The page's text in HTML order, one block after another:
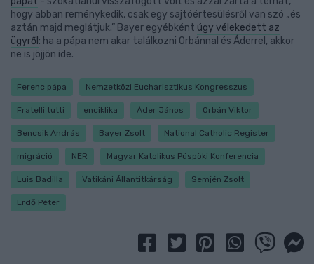
hogy abban reménykedik, csak egy sajtóértesülésről van szó „és
aztán majd meglátjuk.” Bayer egyébként úgy vélekedett az
ügyről : ha a pápa nem akar találkozni Orbánnal és Áderrel, akkor
ne is jöjjön ide.
Ferenc pápa Nemzetközi Eucharisztikus Kongresszus
Fratelli tutti enciklika Áder János Orbán Viktor
Bencsik András Bayer Zsolt National Catholic Register
migráció NER Magyar Katolikus Püspöki Konferencia
Luis Badilla Vatikáni Állantitkárság Semjén Zsolt
Erdő Péter